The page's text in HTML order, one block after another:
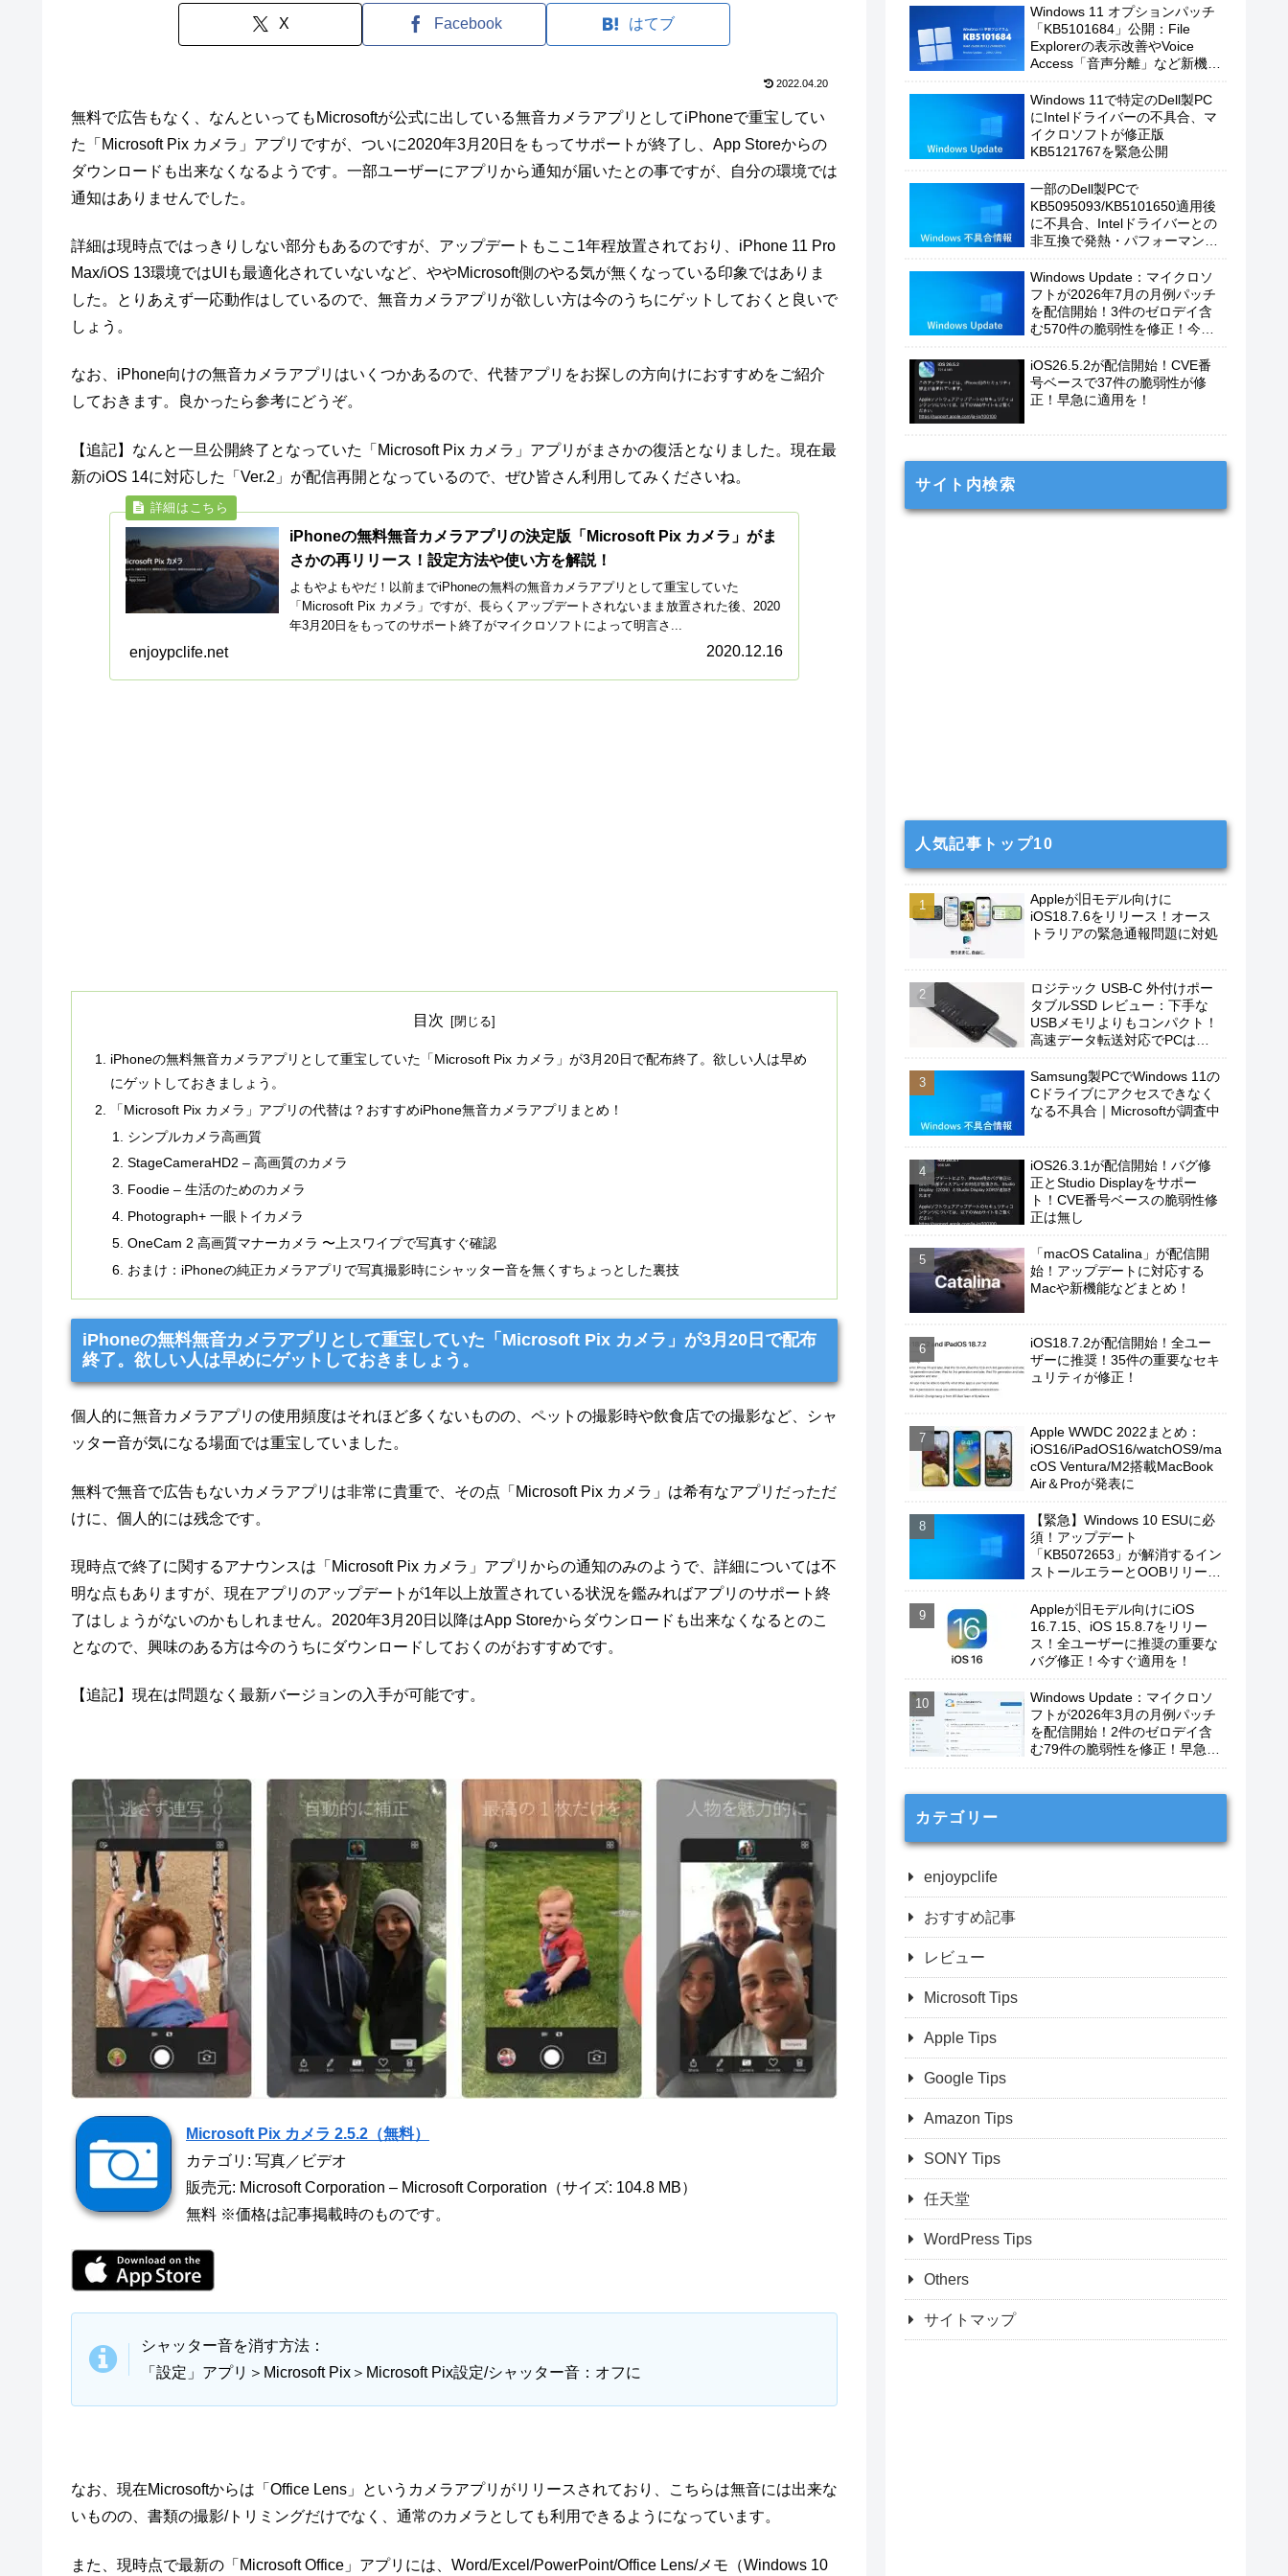
X Facebook はてブ
2022.04.20
無料で広告もなく、なんといってもMicrosoftが公式に出している無音カメラアプリとしてiPhoneで重宝してい
た「Microsoft Pix カメラ」アプリですが、ついに2020年3月20日をもってサポートが終了し、App Storeからの
ダウンロードも出来なくなるようです。一部ユーザーにアプリから通知が届いたとの事ですが、自分の環境では
通知はありませんでした。
詳細は現時点ではっきりしない部分もあるのですが、アップデートもここ1年程放置されており、iPhone 11 Pro
Max/iOS 13環境ではUIも最適化されていないなど、ややMicrosoft側のやる気が無くなっている印象ではありま
した。とりあえず一応動作はしているので、無音カメラアプリが欲しい方は今のうちにゲットしておくと良いで
しょう。
なお、iPhone向けの無音カメラアプリはいくつかあるので、代替アプリをお探しの方向けにおすすめをご紹介
しておきます。良かったら参考にどうぞ。
【追記】なんと一旦公開終了となっていた「Microsoft Pix カメラ」アプリがまさかの復活となりました。現在最
新のiOS 14に対応した「Ver.2」が配信再開となっているので、ぜひ皆さん利用してみくださいね。
iPhoneの無料無音カメラアプリの決定版「Microsoft Pix カメラ」がま
さかの再リリース！設定方法や使い方を解説！
よもやよもやだ！以前までiPhoneの無料の無音カメラアプリとして重宝していた
「Microsoft Pix カメラ」ですが、長らくアップデートされないまま放置された後、2020
年3月20日をもってのサポート終了がマイクロソフトによって明言さ...
enjoypclife.net 2020.12.16
目次
iPhoneの無料無音カメラアプリとして重宝していた「Microsoft Pix カメラ」が3月20日で配布終了。欲しい人は早め
にゲットしておきましょう。
「Microsoft Pix カメラ」アプリの代替は？おすすめiPhone無音カメラアプリまとめ！
シンプルカメラ高画質
StageCameraHD2 – 高画質のカメラ
Foodie – 生活のためのカメラ
Photograph+ 一眼トイカメラ
OneCam 2 高画質マナーカメラ 〜上スワイプで写真すぐ確認
おまけ：iPhoneの純正カメラアプリで写真撮影時にシャッター音を無くすちょっとした裏技
iPhoneの無料無音カメラアプリとして重宝していた「Microsoft Pix カメラ」が3月20日で配布
終了。欲しい人は早めにゲットしておきましょう。
個人的に無音カメラアプリの使用頻度はそれほど多くないものの、ペットの撮影時や飲食店での撮影など、シャ
ッター音が気になる場面では重宝していました。
無料で無音で広告もないカメラアプリは非常に貴重で、その点「Microsoft Pix カメラ」は希有なアプリだっただ
けに、個人的には残念です。
現時点で終了に関するアナウンスは「Microsoft Pix カメラ」アプリからの通知のみのようで、詳細については不
明な点もありますが、現在アプリのアップデートが1年以上放置されている状況を鑑みればアプリのサポート終
了はしょうがないのかもしれません。2020年3月20日以降はApp Storeからダウンロードも出来なくなるとのこ
となので、興味のある方は今のうちにダウンロードしておくのがおすすめです。
【追記】現在は問題なく最新バージョンの入手が可能です。
Microsoft Pix カメラ 2.5.2（無料）
カテゴリ: 写真／ビデオ
販売元: Microsoft Corporation – Microsoft Corporation（サイズ: 104.8 MB）
無料 ※価格は記事掲載時のものです。
シャッター音を消す方法：
「設定」アプリ＞Microsoft Pix＞Microsoft Pix設定/シャッター音：オフに
なお、現在Microsoftからは「Office Lens」というカメラアプリがリリースされており、こちらは無音には出来な
いものの、書類の撮影/トリミングだけでなく、通常のカメラとしても利用できるようになっています。
また、現時点で最新の「Microsoft Office」アプリには、Word/Excel/PowerPoint/Office Lens/メモ（Windows 10
Windows 11 オプションパッチ
「KB5101684」公開：File
Explorerの表示改善やVoice
Access「音声分離」など新機能
Windows 11で特定のDell製PC
にIntelドライバーの不具合、マ
イクロソフトが修正版
KB5121767を緊急公開
一部のDell製PCで
KB5095093/KB5101650適用後
に不具合、Intelドライバーとの
非互換で発熱・パフォーマンス
Windows Update：マイクロソ
フトが2026年7月の月例パッチ
を配信開始！3件のゼロデイ含
む570件の脆弱性を修正！今す
iOS26.5.2が配信開始！CVE番
号ベースで37件の脆弱性が修
正！早急に適用を！
サイト内検索
人気記事トップ10
Appleが旧モデル向けに
iOS18.7.6をリリース！オース
トラリアの緊急通報問題に対処
ロジテック USB-C 外付けポー
タブルSSD レビュー：下手な
USBメモリよりもコンパクト！
高速データ転送対応でPCは勿
もおすすめ！
Samsung製PCでWindows 11の
Cドライブにアクセスできなく
なる不具合｜Microsoftが調査中
iOS26.3.1が配信開始！バグ修
正とStudio Displayをサポー
ト！CVE番号ベースの脆弱性修
正は無し
「macOS Catalina」が配信開
始！アップデートに対応する
Macや新機能などまとめ！
iOS18.7.2が配信開始！全ユー
ザーに推奨！35件の重要なセキ
ュリティが修正！
Apple WWDC 2022まとめ：
iOS16/iPadOS16/watchOS9/ma
cOS Ventura/M2搭載MacBook
Air＆Proが発表に
【緊急】Windows 10 ESUに必
須！アップデート
「KB5072653」が解消するイン
ストールエラーとOOBリリース
Appleが旧モデル向けにiOS
16.7.15、iOS 15.8.7をリリー
ス！全ユーザーに推奨の重要な
バグ修正！今すぐ適用を！
Windows Update：マイクロソ
フトが2026年3月の月例パッチ
を配信開始！2件のゼロデイ含
む79件の脆弱性を修正！早急に
カテゴリー
enjoypclife
おすすめ記事
レビュー
Microsoft Tips
Apple Tips
Google Tips
Amazon Tips
SONY Tips
任天堂
WordPress Tips
Others
サイトマップ